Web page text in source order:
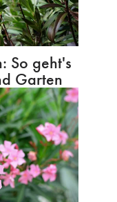
So geht's
Garten